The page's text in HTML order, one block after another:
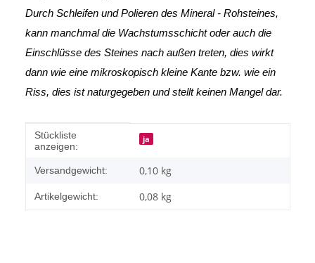
Durch Schleifen und Polieren des Mineral - Rohsteines,
kann manchmal die Wachstumsschicht oder auch die
Einschlüsse des Steines nach außen treten, dies wirkt
dann wie eine mikroskopisch kleine Kante bzw. wie ein
Riss, dies ist naturgegeben und stellt keinen Mangel dar.
Produkteigenschaft
Wert
Stückliste
anzeigen:
ja
Versandgewicht: 0,10 kg
Artikelgewicht: 0,08 kg